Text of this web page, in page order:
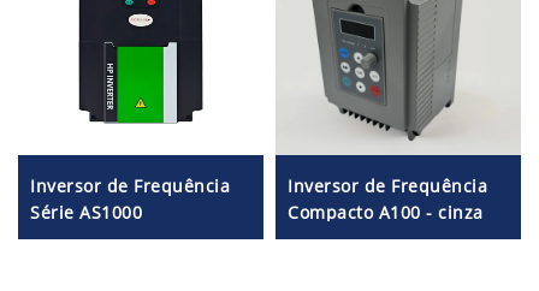
Inversor de Frequência
Série AS1000
Inversor de Frequência
Compacto A100 - cinza